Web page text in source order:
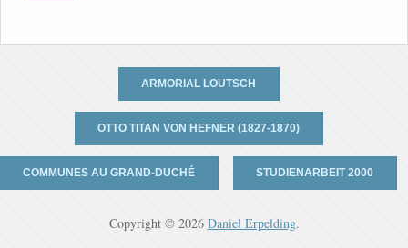
ARMORIAL LOUTSCH
OTTO TITAN VON HEFNER (1827-1870)
COMMUNES AU GRAND-DUCHÉ STUDIENARBEIT 2000
Copyright © 2026 Daniel Erpelding.